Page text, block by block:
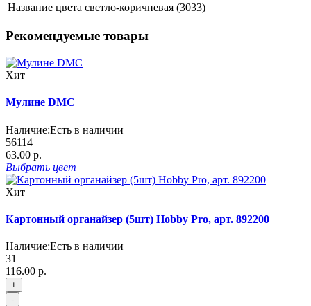
Название цвета светло-коричневая (3033)
Рекомендуемые товары
Хит
Мулине DMC
Наличие:Есть в наличии
56114
63.00 р.
Выбрать цвет
Хит
Картонный органайзер (5шт) Hobby Pro, арт. 892200
Наличие:Есть в наличии
31
116.00 р.
+
-